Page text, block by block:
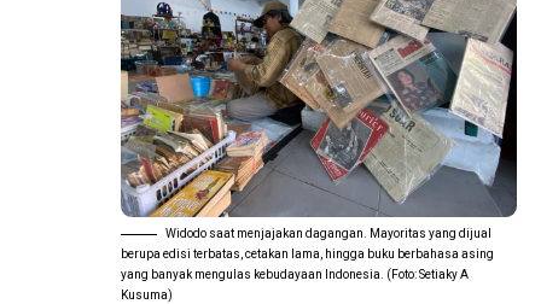
Widodo saat menjajakan dagangan. Mayoritas yang dijual
berupa edisi terbatas, cetakan lama, hingga buku berbahasa asing
yang banyak mengulas kebudayaan Indonesia. (Foto: Setiaky A
Kusuma)